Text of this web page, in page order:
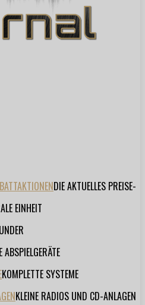
DIE AKTUELLES PREISE-
EINHEIT
ABSPIELGERÄTE
KOMPLETTE SYSTEME
KLEINE RADIOS UND CD-ANLAGEN